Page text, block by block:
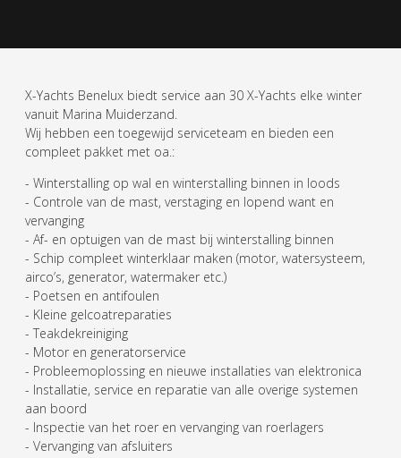
X-Yachts Benelux biedt service aan 30 X-Yachts elke winter
vanuit Marina Muiderzand.
Wij hebben een toegewijd serviceteam en bieden een
compleet pakket met oa.:
- Winterstalling op wal en winterstalling binnen in loods
- Controle van de mast, verstaging en lopend want en
vervanging
- Af- en optuigen van de mast bij winterstalling binnen
- Schip compleet winterklaar maken (motor, watersysteem,
airco’s, generator, watermaker etc.)
- Poetsen en antifoulen
- Kleine gelcoatreparaties
- Teakdekreiniging
- Motor en generatorservice
- Probleemoplossing en nieuwe installaties van elektronica
- Installatie, service en reparatie van alle overige systemen
aan boord
- Inspectie van het roer en vervanging van roerlagers
- Vervanging van afsluiters